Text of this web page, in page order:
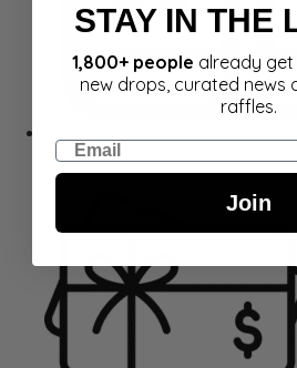
Rinkiniai
STAY IN THE
1,800+ people already
new drops, curated news
raffles.
Email
Join